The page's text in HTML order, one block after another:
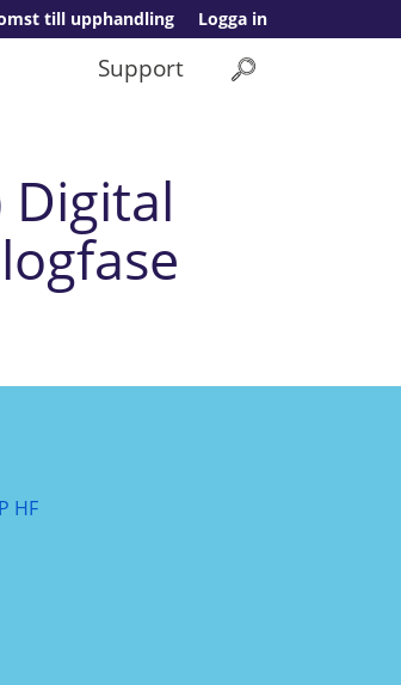
Logga in
till upphandling
Support
Digital
HF